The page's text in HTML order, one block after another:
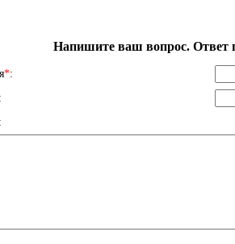
Напишите ваш вопрос. Ответ
*:
:
: